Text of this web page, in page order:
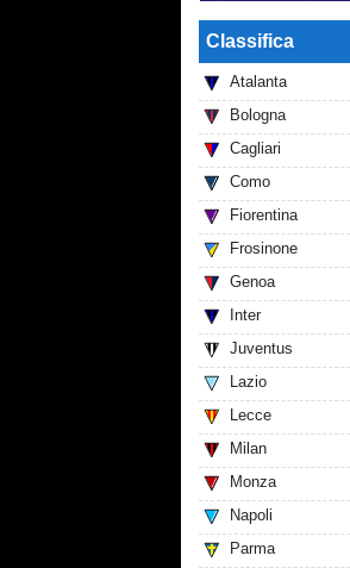
Classifica
Atalanta
Bologna
Cagliari
Como
Fiorentina
Frosinone
Genoa
Inter
Juventus
Lazio
Lecce
Milan
Monza
Napoli
Parma